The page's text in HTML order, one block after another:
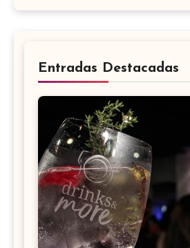
Entradas Destacadas